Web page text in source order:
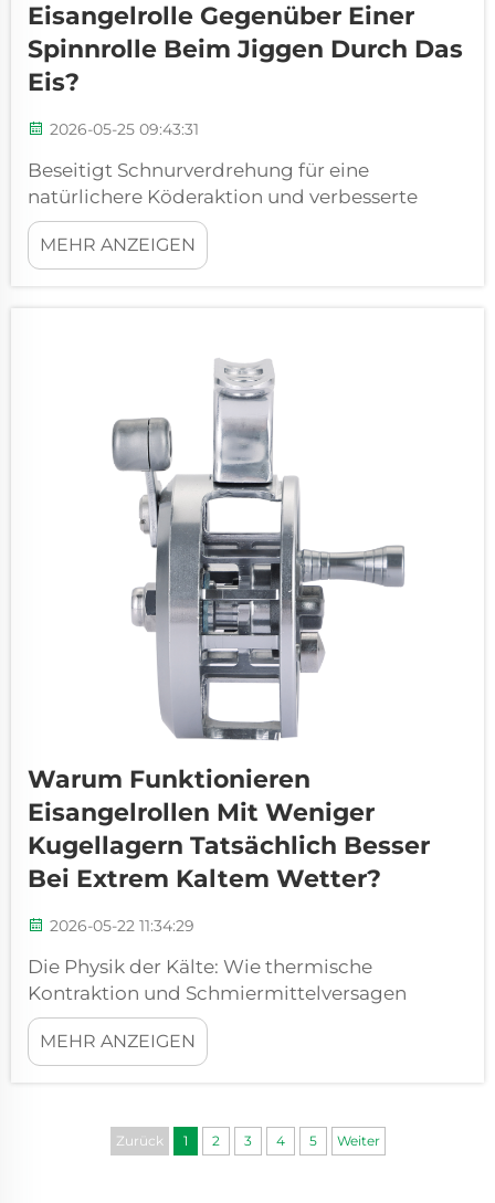
Eisangelrolle Gegenüber Einer
Spinnrolle Beim Jiggen Durch Das
Eis?
2026-05-25 09:43:31
Beseitigt Schnurverdrehung für eine
natürlichere Köderaktion und verbesserte
Bissanzeige: Wie die inline-orientierte
Haspelachse Torsionsbelastung beim
vertikalen Jiggen verhindert. Bei Inline-
wodurch eine gerade...
MEHR ANZEIGEN
Warum Funktionieren
Eisangelrollen Mit Weniger
Kugellagern Tatsächlich Besser
Bei Extrem Kaltem Wetter?
2026-05-22 11:34:29
Die Physik der Kälte: Wie thermische
Kontraktion und Schmiermittelversagen
Hochlager-Eisangelrollen beeinträchtigen.
Warum mehr Lager das Risiko einer Vereisung
unter Nullgrad-Bedingungen erhöhen. Die
beeinflusst direkt deren ...
MEHR ANZEIGEN
Zurück 1 2 3 4 5 Weiter